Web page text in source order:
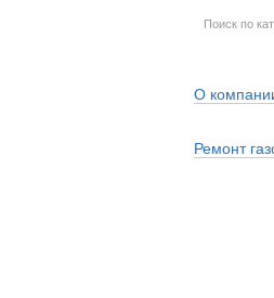
О
Ремонт